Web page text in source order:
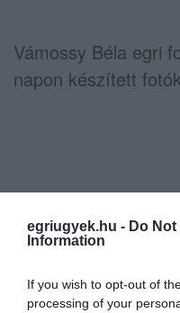
egriugyek.hu - Do
Information
If you wish to opt-out of
processing of your
Vámossy Béla egri
napon készített